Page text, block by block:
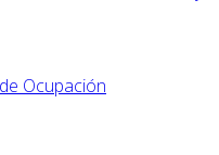
Ocupación